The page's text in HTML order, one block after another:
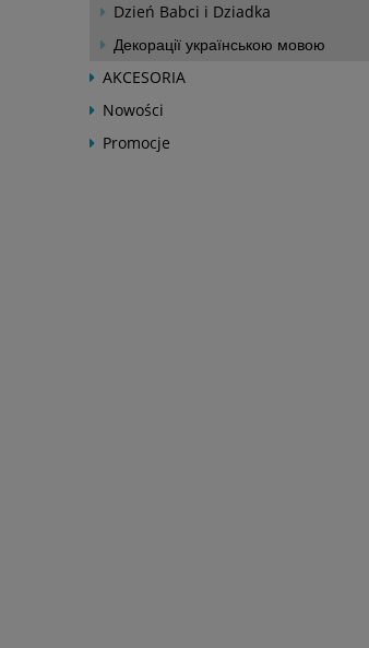
Dzień Babci i Dziadka
Декорації українською мовою
AKCESORIA
Nowości
Promocje